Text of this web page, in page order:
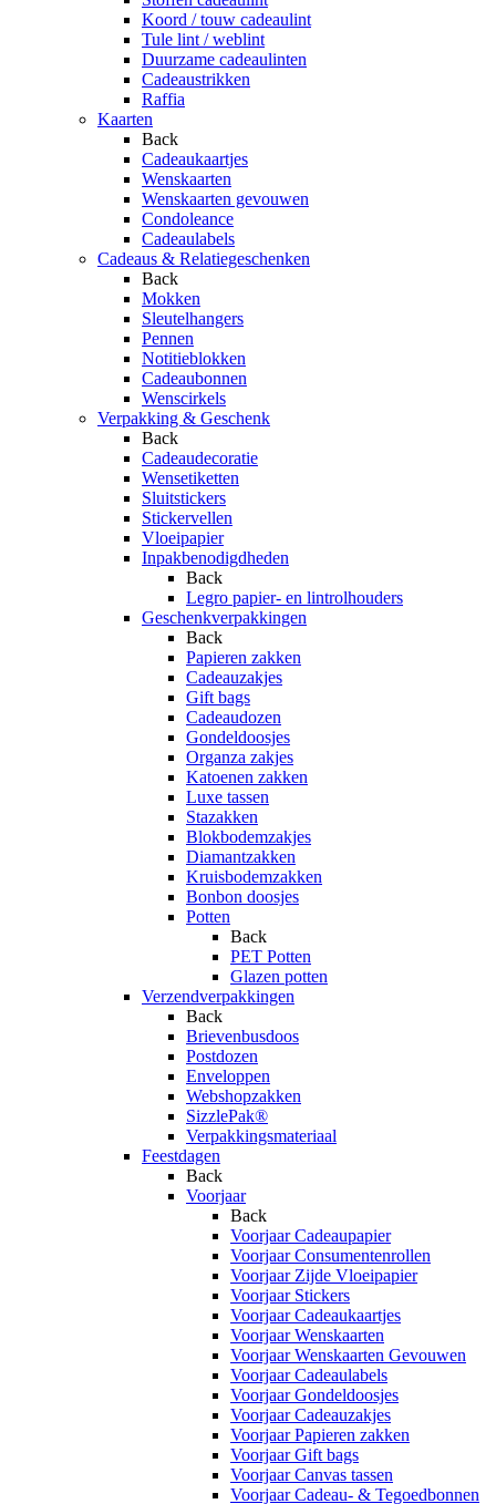
Koord / touw cadeaulint
Tule lint / weblint
Duurzame cadeaulinten
Cadeaustrikken
Raffia
Kaarten
Back
Cadeaukaartjes
Wenskaarten
Wenskaarten gevouwen
Condoleance
Cadeaulabels
Cadeaus & Relatiegeschenken
Back
Mokken
Sleutelhangers
Pennen
Notitieblokken
Cadeaubonnen
Wenscirkels
Verpakking & Geschenk
Back
Cadeaudecoratie
Wensetiketten
Sluitstickers
Stickervellen
Vloeipapier
Inpakbenodigdheden
Back
Legro papier- en lintrolhouders
Geschenkverpakkingen
Back
Papieren zakken
Cadeauzakjes
Gift bags
Cadeaudozen
Gondeldoosjes
Organza zakjes
Katoenen zakken
Luxe tassen
Stazakken
Blokbodemzakjes
Diamantzakken
Kruisbodemzakken
Bonbon doosjes
Potten
Back
PET Potten
Glazen potten
Verzendverpakkingen
Back
Brievenbusdoos
Postdozen
Enveloppen
Webshopzakken
SizzlePak®
Verpakkingsmateriaal
Feestdagen
Back
Voorjaar
Back
Voorjaar Cadeaupapier
Voorjaar Consumentenrollen
Voorjaar Zijde Vloeipapier
Voorjaar Stickers
Voorjaar Cadeaukaartjes
Voorjaar Wenskaarten
Voorjaar Wenskaarten Gevouwen
Voorjaar Cadeaulabels
Voorjaar Gondeldoosjes
Voorjaar Cadeauzakjes
Voorjaar Papieren zakken
Voorjaar Gift bags
Voorjaar Canvas tassen
Voorjaar Cadeau- & Tegoedbonnen